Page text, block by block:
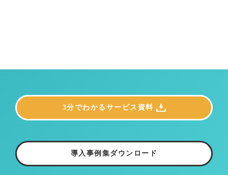
3分でわかるサービス資料
導入事例集ダウンロード